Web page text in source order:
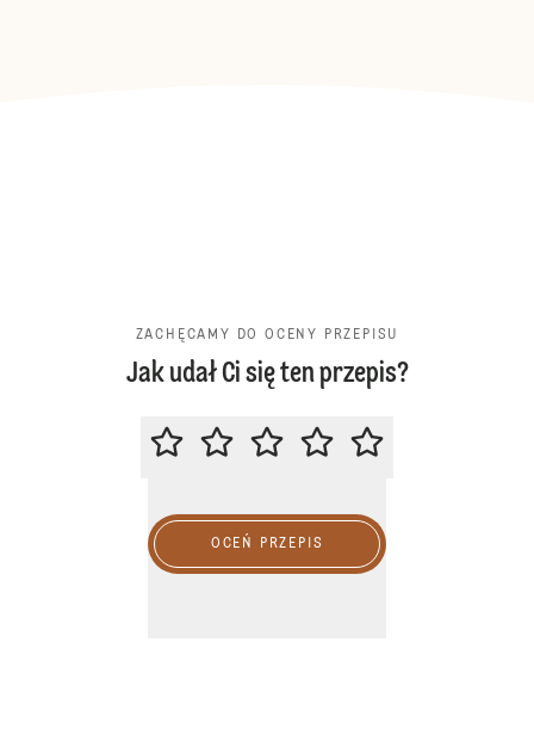
ZACHĘCAMY DO OCENY PRZEPISU
Jak udał Ci się ten przepis?
ZACHĘCAMY DO OCENY
OCEŃ PRZEPIS